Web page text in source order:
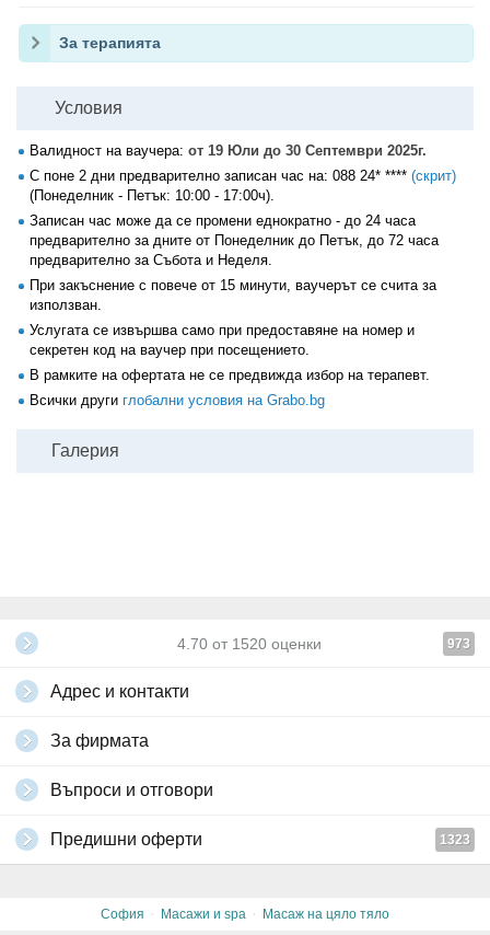
За терапията
Условия
Валидност на ваучера: от 19 Юли до 30 Септември 2025г.
С поне 2 дни предварително записан час на: 088 24* **** (скрит)
(Понеделник - Петък: 10:00 - 17:00ч).
Записан час може да се промени еднократно - до 24 часа
предварително за дните от Понеделник до Петък, до 72 часа
предварително за Събота и Неделя.
При закъснение с повече от 15 минути, ваучерът се счита за
използван.
Услугата се извършва само при предоставяне на номер и
секретен код на ваучер при посещението.
В рамките на офертата не се предвижда избор на терапевт.
Всички други глобални условия на Grabo.bg
Галерия
4.70 от 1520 оценки 973
Адрес и контакти
За фирмата
Въпроси и отговори
Предишни оферти 1323
София · Масажи и spa · Масаж на цяло тяло